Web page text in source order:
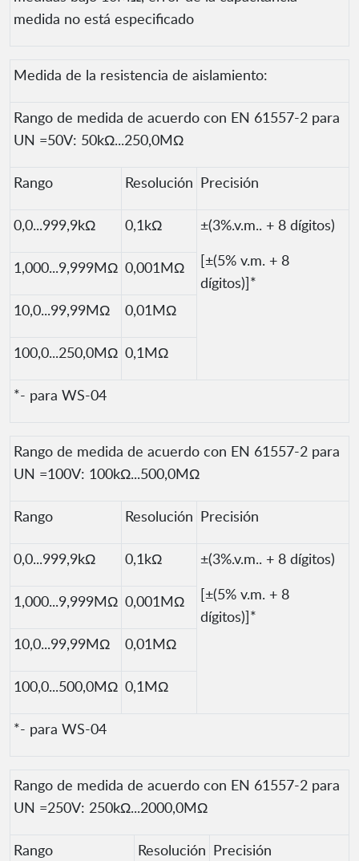
medida no está especificado
Medida de la resistencia de aislamiento:
Rango de medida de acuerdo con EN 61557-2 para
UN =50V: 50kΩ...250,0MΩ
Rango Resolución Precisión
0,0...999,9kΩ 0,1kΩ
±(3%.v.m.. + 8 dígitos)
[±(5% v.m. + 8
dígitos)]*
1,000...9,999MΩ 0,001MΩ
10,0...99,99MΩ 0,01MΩ
100,0...250,0MΩ 0,1MΩ
*- para WS-04
Rango de medida de acuerdo con EN 61557-2 para
UN =100V: 100kΩ...500,0MΩ
Rango Resolución Precisión
0,0...999,9kΩ 0,1kΩ
±(3%.v.m.. + 8 dígitos)
[±(5% v.m. + 8
dígitos)]*
1,000...9,999MΩ 0,001MΩ
10,0...99,99MΩ 0,01MΩ
100,0...500,0MΩ 0,1MΩ
*- para WS-04
Rango de medida de acuerdo con EN 61557-2 para
UN =250V: 250kΩ...2000,0MΩ
Rango Resolución Precisión